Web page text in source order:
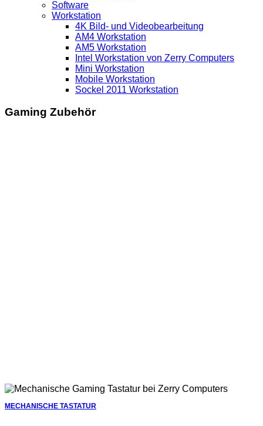
Software
Workstation
4K Bild- und Videobearbeitung
AM4 Workstation
AM5 Workstation
Intel Workstation von Zerry Computers
Mini Workstation
Mobile Workstation
Sockel 2011 Workstation
Gaming Zubehör
MECHANISCHE TASTATUR